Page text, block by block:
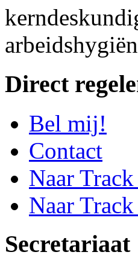
Direct
Bel mij!
Contact
Naar
Naar
Secretariaat